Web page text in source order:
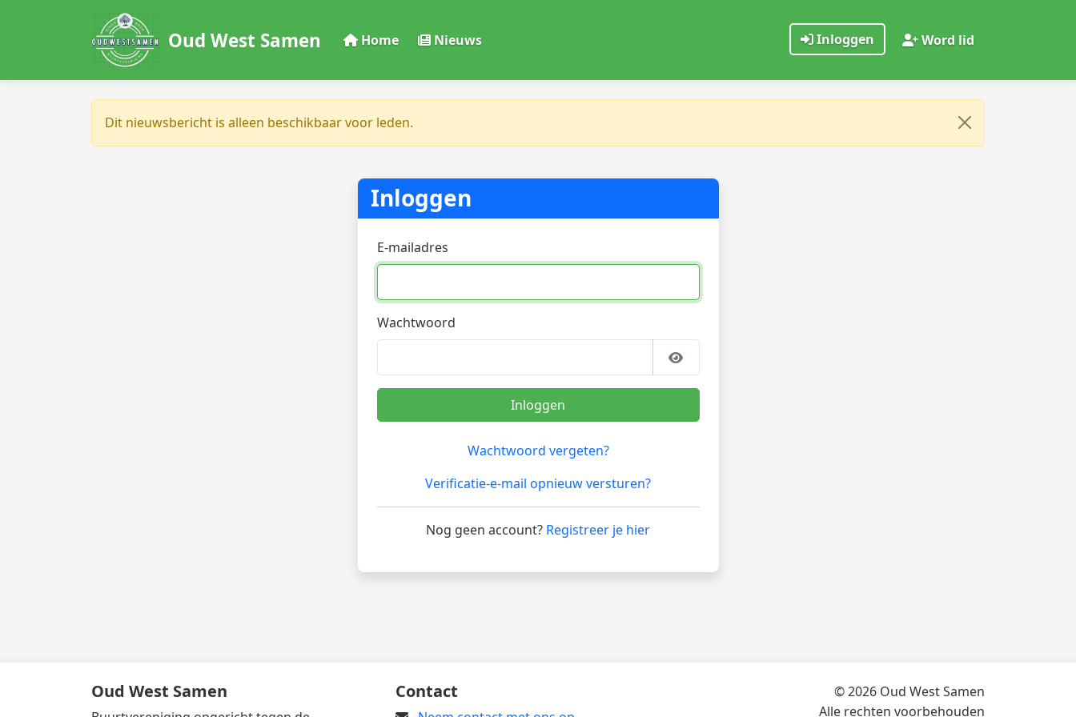
Oud West Samen Home Nieuws Inloggen Word lid
Dit nieuwsbericht is alleen beschikbaar voor leden.
Inloggen
E-mailadres
Wachtwoord
Inloggen
Wachtwoord vergeten?
Verificatie-e-mail opnieuw versturen?
Nog geen account? Registreer je hier
Oud West Samen Contact
© 2026 Oud West Samen
Alle rechten voorbehouden